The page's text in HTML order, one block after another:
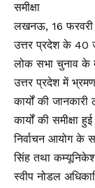
समीक्षा
लखनऊ, 16 फरवरी
उत्तर प्रदेश के 40
लोक सभा चुनाव के
उत्तर प्रदेश में
कार्यों की
कार्यों की समीक्षा
निर्वाचन आयोग के
सिंह तथा
स्वीप नोडल